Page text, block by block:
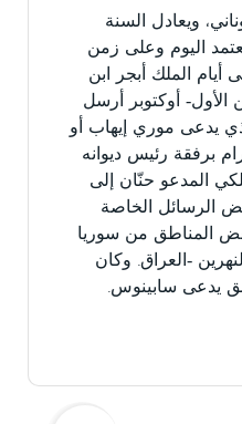
اليوناني، ويعادل السنة
اليوم وعلى زمن
أيام الملك أبجر ابن
أوكتوبر أرسل
يدعى موري إيهاب أو
برفقة رئيس ديوانه
المدعو حنّان إلى
الرسائل الخاصة
المناطق من سوريا
-العراق. وكان
يدعى سابينوس.